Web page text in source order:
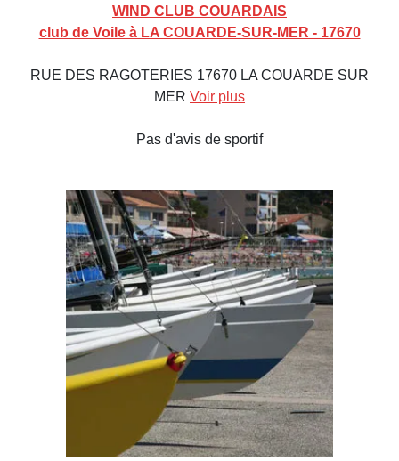
WIND CLUB COUARDAIS
club de Voile à LA COUARDE-SUR-MER - 17670
RUE DES RAGOTERIES 17670 LA COUARDE SUR
MER Voir plus
Pas d'avis de sportif